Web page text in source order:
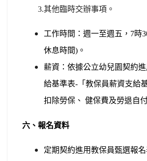
3.其他臨時交辦事項。
工作時間：週一至週五， 7時
休息時間) 。
薪資：依據公立幼兒園契約
給基準表- 「教保員薪資支給
扣除勞保、 健保費及勞退自
六、報名資料
定期契約進用教保員甄選報